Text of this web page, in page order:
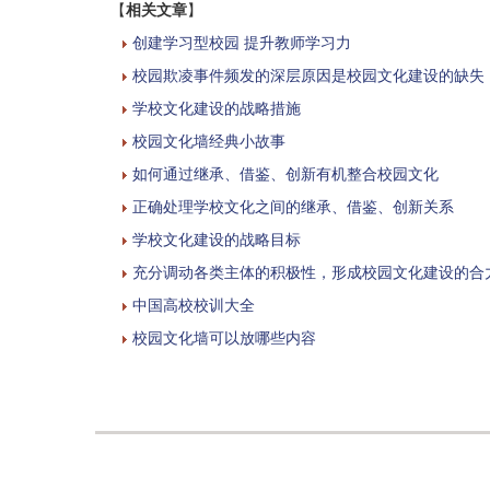
【相关文章】
创建学习型校园 提升教师学习力
校园欺凌事件频发的深层原因是校园文化建设的缺失
学校文化建设的战略措施
校园文化墙经典小故事
如何通过继承、借鉴、创新有机整合校园文化
正确处理学校文化之间的继承、借鉴、创新关系
学校文化建设的战略目标
充分调动各类主体的积极性，形成校园文化建设的合
中国高校校训大全
校园文化墙可以放哪些内容